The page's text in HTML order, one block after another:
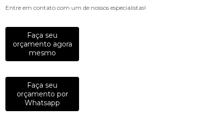
Entre em contato com um de nossos especialistas!
Faça seu
orçamento agora
mesmo
Faça seu
orçamento por
Whatsapp